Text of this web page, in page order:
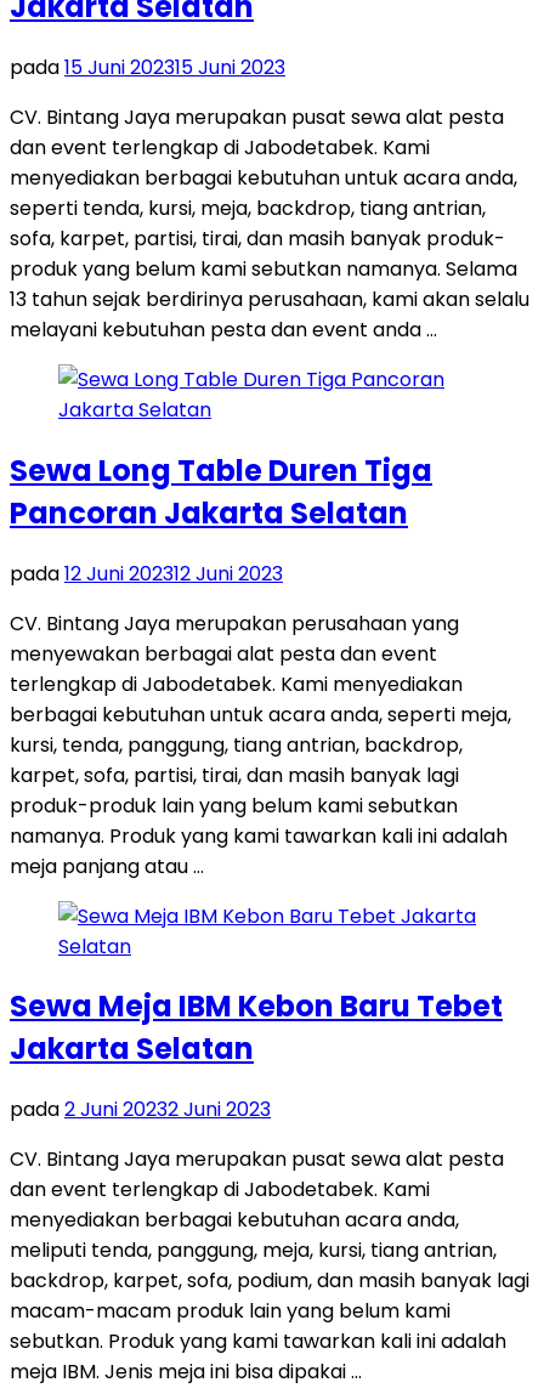
pada15 Juni 202315 Juni 2023
CV. Bintang Jaya merupakan pusat sewa alat pesta
dan event terlengkap di Jabodetabek. Kami
menyediakan berbagai kebutuhan untuk acara anda,
seperti tenda, kursi, meja, backdrop, tiang antrian,
sofa, karpet, partisi, tirai, dan masih banyak produk-
produk yang belum kami sebutkan namanya. Selama
13 tahun sejak berdirinya perusahaan, kami akan selalu
melayani kebutuhan pesta dan event anda …
Sewa Long Table Duren Tiga
Pancoran Jakarta Selatan
pada12 Juni 202312 Juni 2023
CV. Bintang Jaya merupakan perusahaan yang
menyewakan berbagai alat pesta dan event
terlengkap di Jabodetabek. Kami menyediakan
berbagai kebutuhan untuk acara anda, seperti meja,
kursi, tenda, panggung, tiang antrian, backdrop,
karpet, sofa, partisi, tirai, dan masih banyak lagi
produk-produk lain yang belum kami sebutkan
namanya. Produk yang kami tawarkan kali ini adalah
meja panjang atau …
Sewa Meja IBM Kebon Baru Tebet
Jakarta Selatan
pada2 Juni 20232 Juni 2023
CV. Bintang Jaya merupakan pusat sewa alat pesta
dan event terlengkap di Jabodetabek. Kami
menyediakan berbagai kebutuhan acara anda,
meliputi tenda, panggung, meja, kursi, tiang antrian,
backdrop, karpet, sofa, podium, dan masih banyak lagi
macam-macam produk lain yang belum kami
sebutkan. Produk yang kami tawarkan kali ini adalah
meja IBM. Jenis meja ini bisa dipakai …